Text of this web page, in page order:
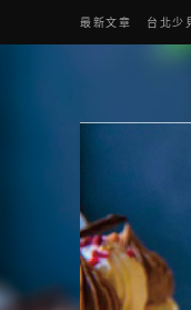
最新文章 台北少